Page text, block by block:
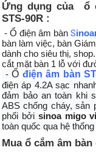
Ứng dụng của  ổ
STS-90R :
- Ổ điện âm bàn S
bàn làm việc, bàn
dành cho siêu thị,
cắt mặt bàn 1 lỗ với
- Ổ điện âm bàn
điện áp 4.2A sạc
đảm bảo an toàn khi
ABS chống cháy, sản
phối bởi sinoa migo
Mua ổ cắm âm